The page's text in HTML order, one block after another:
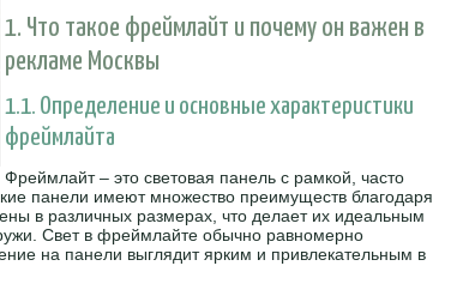
1. Что такое фреймлайт и почему он важен в
рекламе Москвы
1.1. Определение и основные характеристики
фреймлайта
Фреймлайт – это световая панель с рамкой, часто
панели имеют множество преимуществ благодаря
в различных размерах, что делает их идеальным
Свет в фреймлайте обычно равномерно
на панели выглядит ярким и привлекательным в